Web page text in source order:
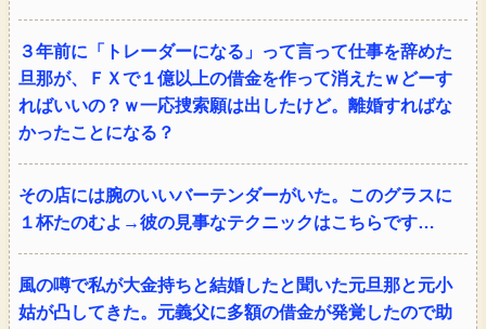
３年前に「トレーダーになる」って言って仕事を辞めた
旦那が、ＦＸで１億以上の借金を作って消えたｗどーす
ればいいの？ｗ一応捜索願は出したけど。離婚すればな
かったことになる？
その店には腕のいいバーテンダーがいた。このグラスに
１杯たのむよ→彼の見事なテクニックはこちらです…
風の噂で私が大金持ちと結婚したと聞いた元旦那と元小
姑が凸してきた。元義父に多額の借金が発覚したので助